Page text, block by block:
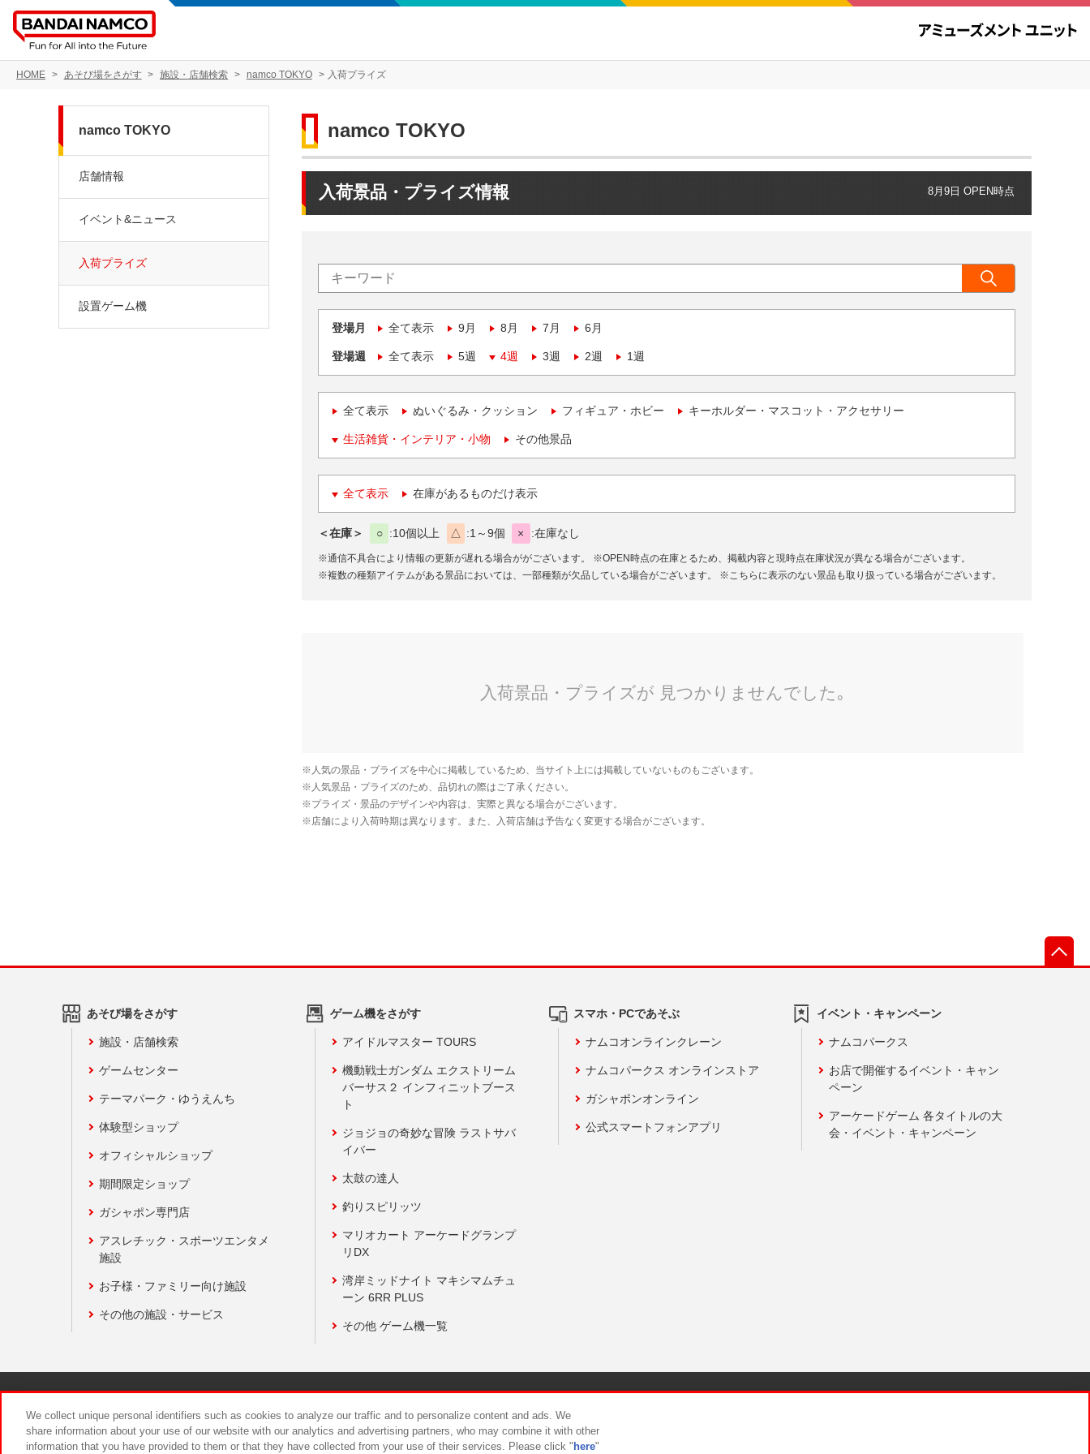
HOME あそび場をさがす 施設・店舗検索 namco TOKYO 入荷プライズ
namco TOKYO
入荷景品・プライズ情報 8月9日 OPEN時点
登場月 全て表示 9月 8月 7月 6月
登場週 全て表示 5週 4週 3週 2週 1週
全て表示 ぬいぐるみ・クッション フィギュア・ホビー キーホルダー・マスコット・アクセサリー
生活雑貨・インテリア・小物 その他景品
全て表示 在庫があるものだけ表示
＜在庫＞ ○ 10個以上 △ 1～9個 × 在庫なし
※通信不具合により情報の更新が遅れる場合ががございます。
※OPEN時点の在庫とるため、掲載内容と現時点在庫状況が異なる場合がございます。
※複数の種類アイテムがある景品においては、一部種類が欠品している場合がございます。
※こちらに表示のない景品も取り扱っている場合がございます。
namco TOKYO
店舗情報
イベント&ニュース
入荷プライズ
設置ゲーム機
あそび場をさがす
施設・店舗検索
ゲームセンター
テーマパーク・ゆうえんち
体験型ショップ
オフィシャルショップ
期間限定ショップ
ガシャポン専門店
アスレチック・スポーツエンタメ
施設
お子様・ファミリー向け施設
その他の施設・サービス
ゲーム機をさがす
アイドルマスター TOURS
機動戦士ガンダム エクストリーム
バーサス２ インフィニットブース
ト
ジョジョの奇妙な冒険 ラストサバ
イバー
太鼓の達人
釣りスピリッツ
マリオカート アーケードグランプ
リDX
湾岸ミッドナイト マキシマムチュ
ーン 6RR PLUS
その他 ゲーム機一覧
スマホ・PCであそぶ
ナムコオンラインクレーン
ナムコパークス オンラインストア
ガシャポンオンライン
公式スマートフォンアプリ
イベント・キャンペーン
ナムコパークス
お店で開催するイベント・キャン
ペーン
アーケードゲーム 各タイトルの大
会・イベント・キャンペーン
食品のご提供について カスタマーハラスメント対応方針
We collect unique personal identifiers such as cookies to analyze our traffic and to personalize content and ads. We
share information about your use of our website with our analytics and advertising partners, who may combine it with other
information that you have provided to them or that they have collected from your use of their services. Please click " here"